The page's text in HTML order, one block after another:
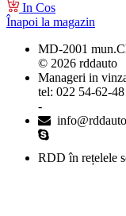
In Cos
Înapoi la magazin
MD-2001
© 2026 rddauto
Manageri in
tel: 022 54-62-48
-
RDD în rețelele